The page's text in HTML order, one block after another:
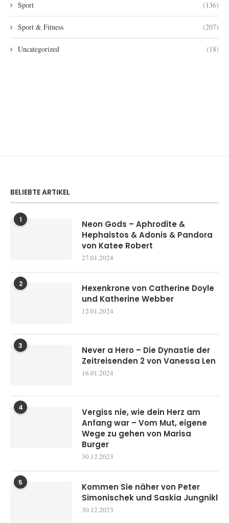
Sport (136)
Sport & Fitness (207)
Uncategorized (18)
BELIEBTE ARTIKEL
1
Neon Gods – Aphrodite &
Hephaistos & Adonis & Pandora
von Katee Robert
27.01.2024
2
Hexenkrone von Catherine Doyle
und Katherine Webber
12.01.2024
3
Never a Hero – Die Dynastie der
Zeitreisenden 2 von Vanessa Len
16.01.2024
4
Vergiss nie, wie dein Herz am
Anfang war – Vom Mut, eigene
Wege zu gehen von Marisa
Burger
30.12.2023
5
Kommen Sie näher von Peter
Simonischek und Saskia Jungnikl
30.12.2023